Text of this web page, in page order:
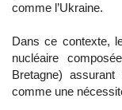
comme l’Ukraine.
Dans ce contexte,
nucléaire
Bretagne)
comme une